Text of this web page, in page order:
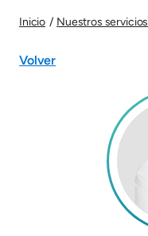
Inicio Nuestros servicios
Volver